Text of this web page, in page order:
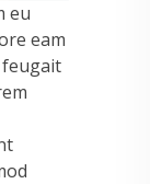
eu
eam
feugait